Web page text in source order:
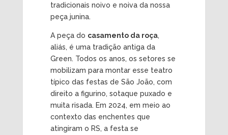
tradicionais noivo e noiva da nossa
peça junina.
A peça do casamento da roça,
aliás, é uma tradição antiga da
Green. Todos os anos, os setores se
mobilizam para montar esse teatro
típico das festas de São João, com
direito a figurino, sotaque puxado e
muita risada. Em 2024, em meio ao
contexto das enchentes que
atingiram o RS, a festa se